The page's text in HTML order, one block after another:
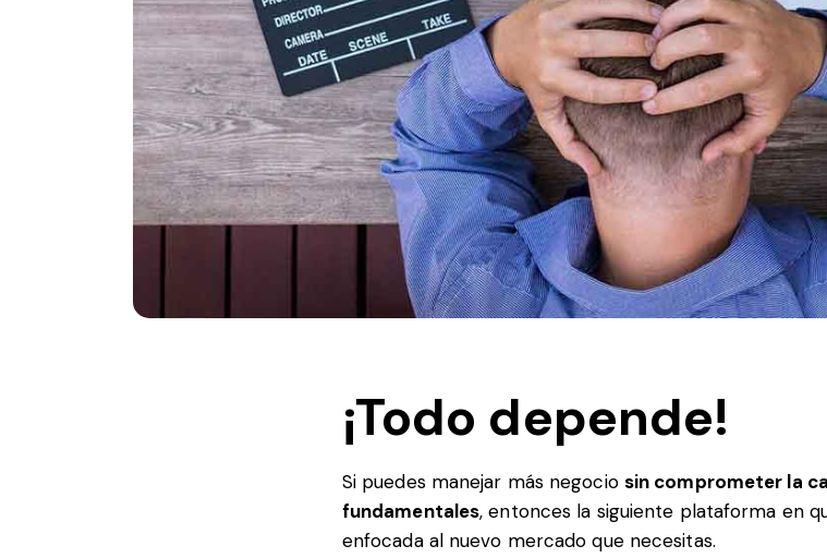
¡Todo depende!
Si puedes manejar más negocio sin comprometer la
fundamentales, entonces la siguiente plataforma en
enfocada al nuevo mercado que necesitas.